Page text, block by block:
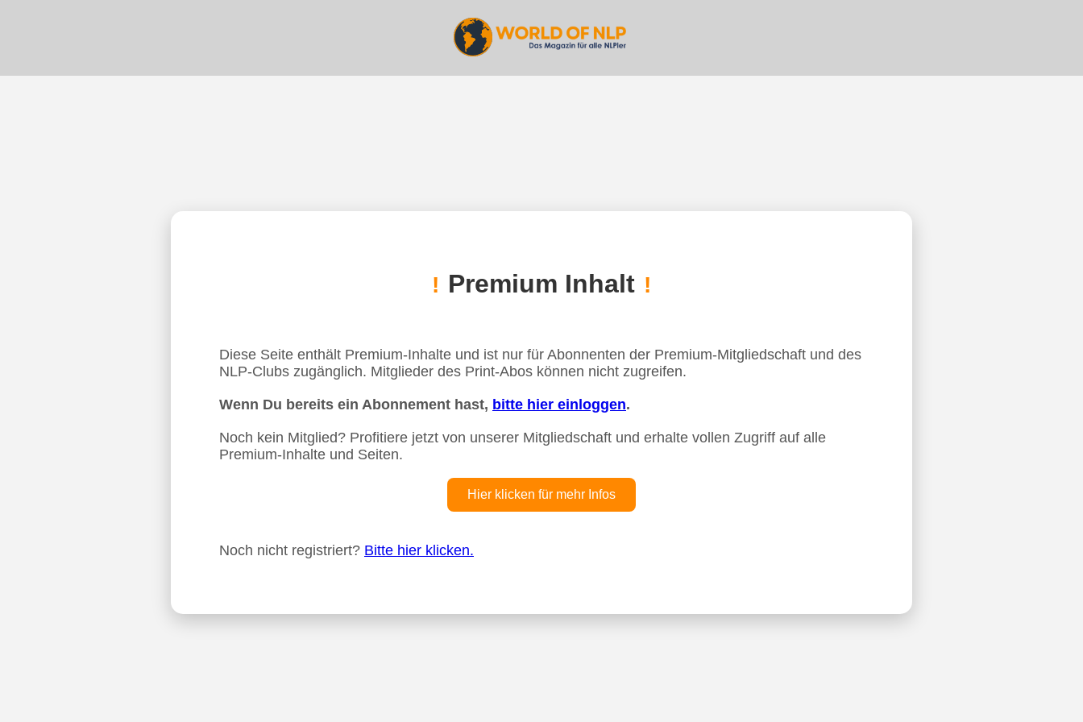
! Premium Inhalt !
Diese Seite enthält Premium-Inhalte und ist nur für Abonnenten der Premium-Mitgliedschaft und des
NLP-Clubs zugänglich. Mitglieder des Print-Abos können nicht zugreifen.
Wenn Du bereits ein Abonnement hast, bitte hier einloggen.
Noch kein Mitglied? Profitiere jetzt von unserer Mitgliedschaft und erhalte vollen Zugriff auf alle
Premium-Inhalte und Seiten.
Hier klicken für mehr Infos
Noch nicht registriert? Bitte hier klicken.